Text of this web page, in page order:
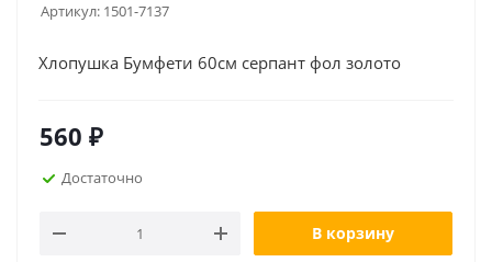
Артикул: 1501-7137
Хлопушка Бумфети 60см серпант фол золото
560 ₽
Достаточно
В корзину